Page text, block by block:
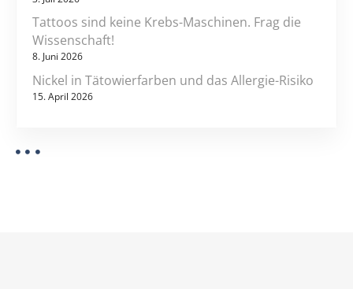
Tattoos sind keine Krebs-Maschinen. Frag die
Wissenschaft!
8. Juni 2026
Nickel in Tätowierfarben und das Allergie-Risiko
15. April 2026